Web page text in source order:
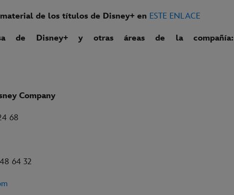
de los títulos de Disney+ en ESTE ENLACE
de Disney+ y otras áreas de la compañía:
Company
68
64 32